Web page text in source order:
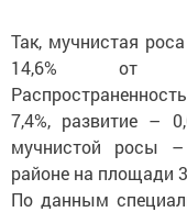
Так, мучнистая
14,6% от
7,4%, развитие –
мучнистой росы –
районе на площади
По данным